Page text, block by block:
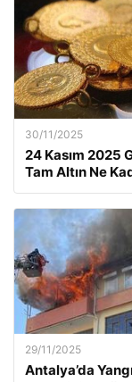
30/11/2025
24 Kasım 2025
Tam Altın Ne
29/11/2025
Antalya’da